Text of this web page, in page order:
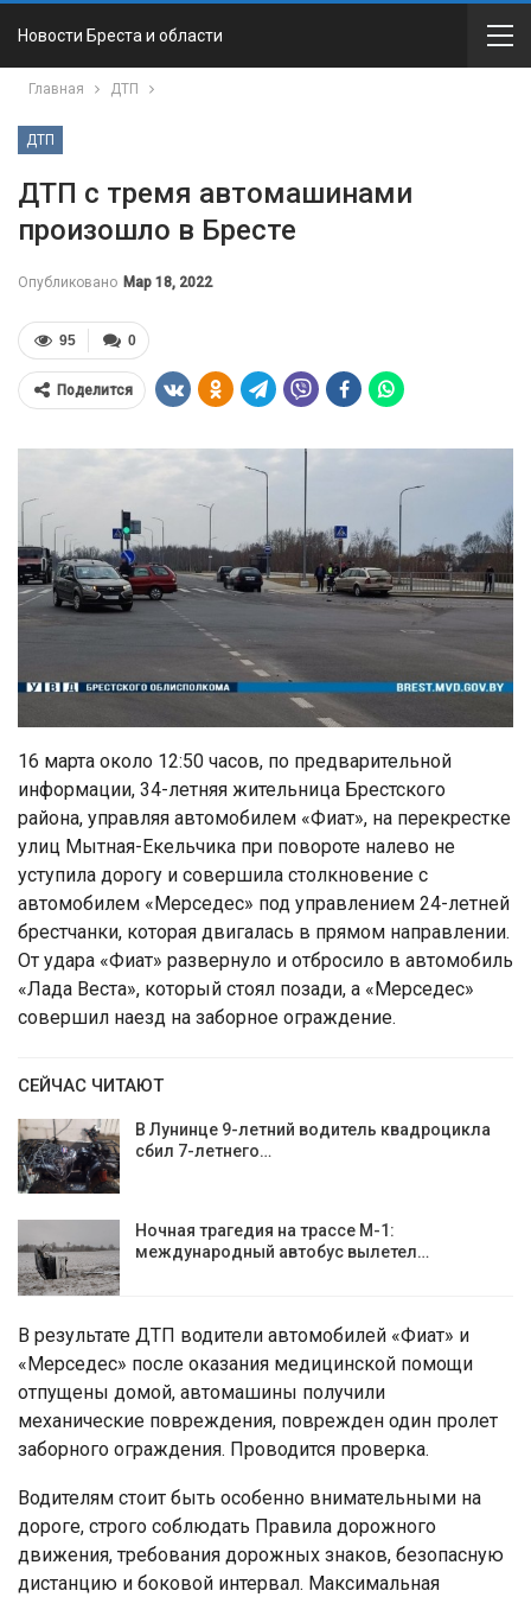
Новости Бреста и области
Главная ДТП
ДТП
ДТП с тремя автомашинами
произошло в Бресте
Опубликовано Мар 18, 2022
0
95
Поделится
16 марта около 12:50 часов, по предварительной
информации, 34-летняя жительница Брестского
района, управляя автомобилем «Фиат», на перекрестке
улиц Мытная-Екельчика при повороте налево не
уступила дорогу и совершила столкновение с
автомобилем «Мерседес» под управлением 24-летней
брестчанки, которая двигалась в прямом направлении.
От удара «Фиат» развернуло и отбросило в автомобиль
«Лада Веста», который стоял позади, а «Мерседес»
совершил наезд на заборное ограждение.
СЕЙЧАС ЧИТАЮТ
В Лунинце 9-летний водитель квадроцикла
сбил 7-летнего…
Ночная трагедия на трассе М-1:
международный автобус вылетел…
В результате ДТП водители автомобилей «Фиат» и
«Мерседес» после оказания медицинской помощи
отпущены домой, автомашины получили
механические повреждения, поврежден один пролет
заборного ограждения. Проводится проверка.
Водителям стоит быть особенно внимательными на
дороге, строго соблюдать Правила дорожного
движения, требования дорожных знаков, безопасную
дистанцию и боковой интервал. Максимальная